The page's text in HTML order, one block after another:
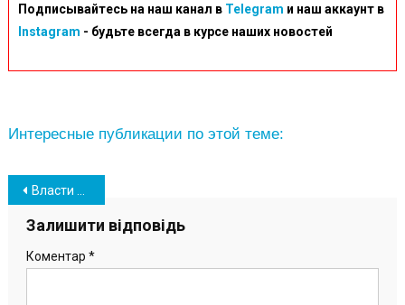
Подписывайтесь на наш канал в Telegram и наш аккаунт в
Instagram - будьте всегда в курсе наших новостей
Интересные публикации по этой теме:
Навігація
записів
Власти Южного бьют тревогу из-за транспортной проблемы на трассе Одесса-Южный
Залишити відповідь
Коментар *